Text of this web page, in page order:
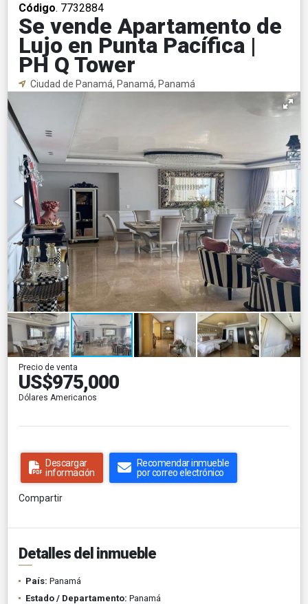
Código. 7732884
Se vende Apartamento de
Lujo en Punta Pacífica |
PH Q Tower
Ciudad de Panamá, Panamá, Panamá
Precio de venta
US$975,000
Dólares Americanos
Descargar
información
Recomendar inmueble
por correo electrónico
Compartir
Detalles del inmueble
País: Panamá
Estado / Departamento: Panamá